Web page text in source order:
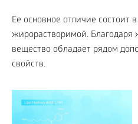
Ее основное отличие состоит
жирорастворимой. Благодаря
вещество обладает рядом
свойств.